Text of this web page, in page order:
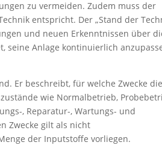
zu vermeiden. Zudem muss der
entspricht. Der „Stand der
und neuen Erkenntnissen über
seine Anlage kontinuierlich
Er beschreibt, für welche Zwecke die
wie Normalbetrieb,
, Reparatur-, Wartungs- und
Zwecke gilt als nicht
der Inputstoffe vorliegen.